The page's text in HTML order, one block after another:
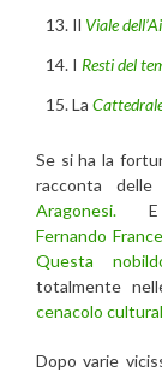
Il Viale
I Resti del
La
Se si ha la
racconta
Aragonesi. E
Fernando
Questa
totalmente
cenacolo
Dopo varie